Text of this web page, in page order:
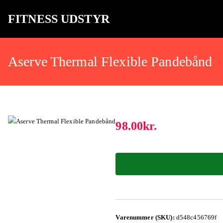
FITNESS UDSTYR
Aserve Thermal Flexible Pandebånd
98.00kr.
Varenummer (SKU): d548c456769f